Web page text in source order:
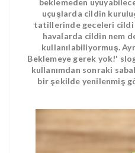
uçuşlarda cildin
tatillerinde geceleri cildi
havalarda cildin nem
kullanılabiliyormuş.
Beklemeye gerek yok!'
kullanımdan sonraki
bir şekilde yenilenmiş